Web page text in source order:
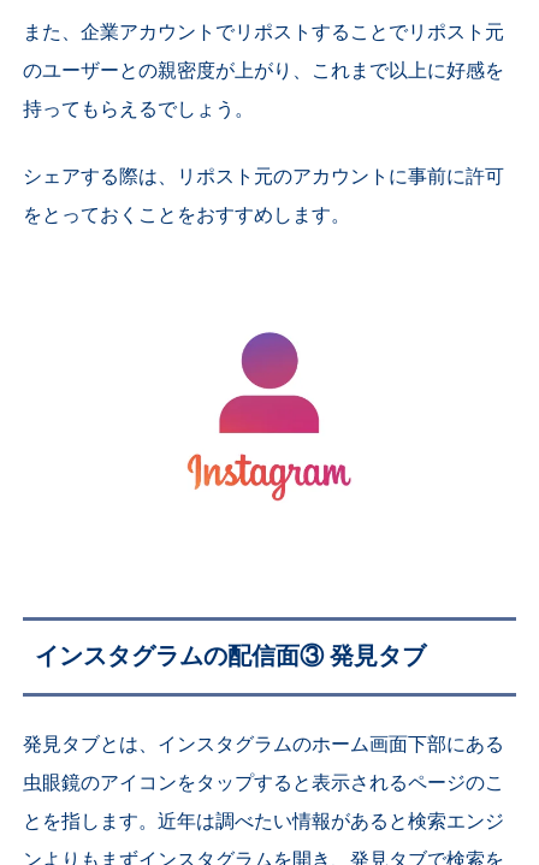
また、企業アカウントでリポストすることでリポスト元
のユーザーとの親密度が上がり、これまで以上に好感を
持ってもらえるでしょう。
シェアする際は、リポスト元のアカウントに事前に許可
をとっておくことをおすすめします。
インスタグラムの配信面③ 発見タブ
発見タブとは、インスタグラムのホーム画面下部にある
虫眼鏡のアイコンをタップすると表示されるページのこ
とを指します。近年は調べたい情報があると検索エンジ